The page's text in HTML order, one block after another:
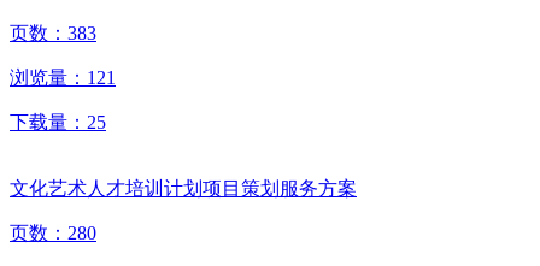
页数： 383
浏览量： 121
下载量： 25
文化艺术人才培训计划项目策划服务方案
页数： 280